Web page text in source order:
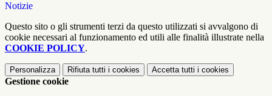
Notizie
Questo sito o gli strumenti terzi da questo utilizzati si avvalgono di
cookie necessari al funzionamento ed utili alle finalità illustrate nella
COOKIE POLICY.
Personalizza Rifiuta tutti i cookies Accetta tutti i cookies
Gestione cookie